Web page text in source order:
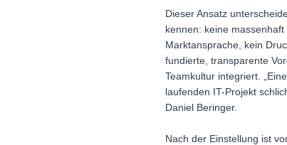
Dieser Ansatz
kennen: keine
Marktansprache, kein
fundierte, transparente
Teamkultur integriert.
laufenden IT-Projekt
Daniel Beringer.
Nach der Einstellung ist